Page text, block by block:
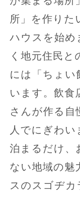
所」を作りた
ハウスを始め
く地元住民と
には「ちょい
います。飲食
さんが作る自
人でにぎわい
泊まるだけ、
ない地域の魅
スのスゴヂカ